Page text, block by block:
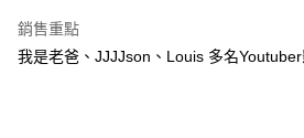
台新國際商業銀行
台灣樂天信用卡公司
元大商業銀行
玉山商業銀行
星展
聯邦商業銀行
元大商業銀行
永豐
悠遊付
Google Pay
銷售重點
我是老爸、JJJJson、Louis 多名